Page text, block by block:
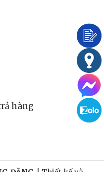
hàng
ĐĂNG | Thiết kế và